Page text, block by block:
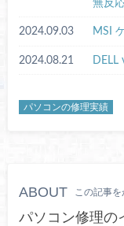
無反
2024.09.03 MSI
2024.08.21 DELL
パソコンの修理実績
ABOUT この記事を
パソコン修理の